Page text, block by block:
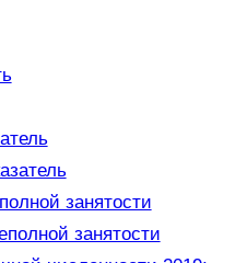
занятости
занятости